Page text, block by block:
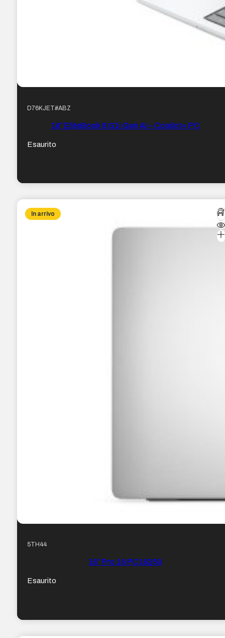
D76KJET#ABZ
16″ EliteBook 8 G1i Gen AI – Copilot+ PC
Esaurito
In arrivo
5TH44
16″ Pro 16 PC16250
Esaurito